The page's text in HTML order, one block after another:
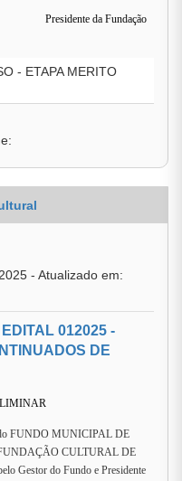
Fundação
- ETAPA MERITO
- Atualizado em:
012025 -
DE
FUNDO MUNICIPAL DE
CULTURAL DE
Gestor do Fundo e Presidente